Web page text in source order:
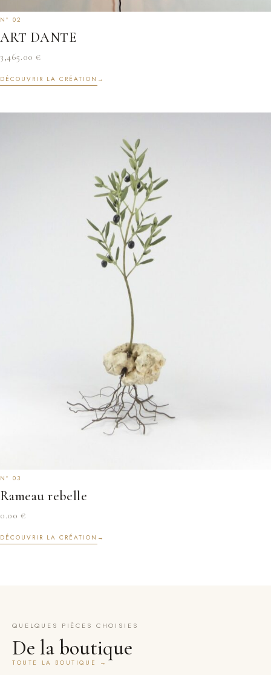
ART DANTE
3,465.00€
DÉCOUVRIR LA CRÉATION →
Rameau rebelle
0.00 €
DÉCOUVRIR LA CRÉATION →
QUELQUES PIÈCES CHOISIES
De la boutique
TOUTE LA BOUTIQUE →